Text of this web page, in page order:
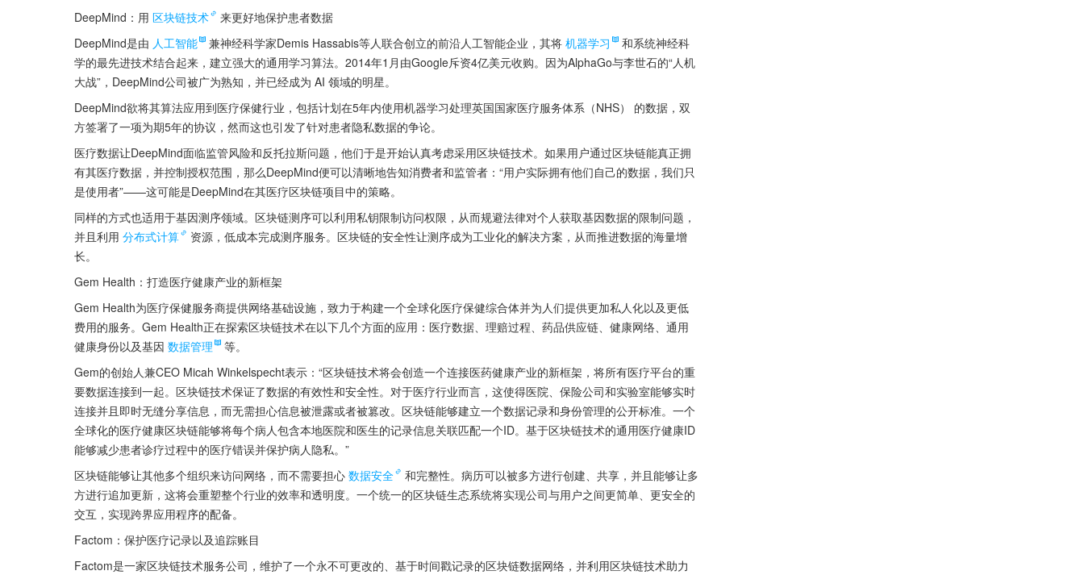
DeepMind：用 区块链技术
来更好地保护患者数据
DeepMind是由 人工智能 兼神经科学家Demis Hassabis等人联合创立的前沿人工智能企业，其将 机器学习
和系统神经科
学的最先进技术结合起来，建立强大的通用学习算法。2014年1月由Google斥资4亿美元收购。因为AlphaGo与李世石的“人机
大战”，DeepMind公司被广为熟知，并已经成为 AI 领域的明星。
DeepMind欲将其算法应用到医疗保健行业，包括计划在5年内使用机器学习处理英国国家医疗服务体系（NHS） 的数据，双
方签署了一项为期5年的协议，然而这也引发了针对患者隐私数据的争论。
医疗数据让DeepMind面临监管风险和反托拉斯问题，他们于是开始认真考虑采用区块链技术。如果用户通过区块链能真正拥
有其医疗数据，并控制授权范围，那么DeepMind便可以清晰地告知消费者和监管者：“用户实际拥有他们自己的数据，我们只
是使用者”——这可能是DeepMind在其医疗区块链项目中的策略。
同样的方式也适用于基因测序领域。区块链测序可以利用私钥限制访问权限，从而规避法律对个人获取基因数据的限制问题，
并且利用 分布式计算
资源，低成本完成测序服务。区块链的安全性让测序成为工业化的解决方案，从而推进数据的海量增
长。
Gem Health：打造医疗健康产业的新框架
Gem Health为医疗保健服务商提供网络基础设施，致力于构建一个全球化医疗保健综合体并为人们提供更加私人化以及更低
费用的服务。Gem Health正在探索区块链技术在以下几个方面的应用：医疗数据、理赔过程、药品供应链、健康网络、通用
健康身份以及基因 数据管理
等。
Gem的创始人兼CEO Micah Winkelspecht表示：“区块链技术将会创造一个连接医药健康产业的新框架，将所有医疗平台的重
要数据连接到一起。区块链技术保证了数据的有效性和安全性。对于医疗行业而言，这使得医院、保险公司和实验室能够实时
连接并且即时无缝分享信息，而无需担心信息被泄露或者被篡改。区块链能够建立一个数据记录和身份管理的公开标准。一个
全球化的医疗健康区块链能够将每个病人包含本地医院和医生的记录信息关联匹配一个ID。基于区块链技术的通用医疗健康ID
能够减少患者诊疗过程中的医疗错误并保护病人隐私。”
区块链能够让其他多个组织来访问网络，而不需要担心 数据安全
和完整性。病历可以被多方进行创建、共享，并且能够让多
方进行追加更新，这将会重塑整个行业的效率和透明度。一个统一的区块链生态系统将实现公司与用户之间更简单、更安全的
交互，实现跨界应用程序的配备。
Factom：保护医疗记录以及追踪账目
Factom是一家区块链技术服务公司，维护了一个永不可更改的、基于时间戳记录的区块链数据网络，并利用区块链技术助力